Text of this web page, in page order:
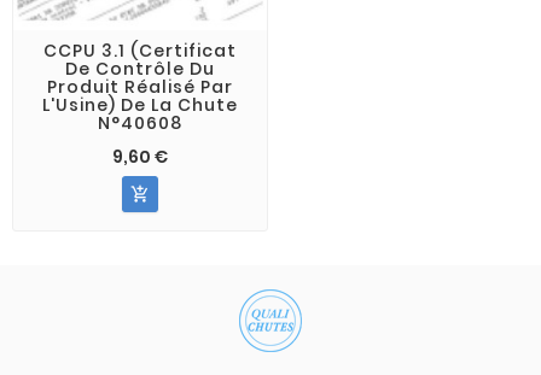
CCPU 3.1 (Certificat
De Contrôle Du
Produit Réalisé Par
L'Usine) De La Chute
N°40608
9,60 €
